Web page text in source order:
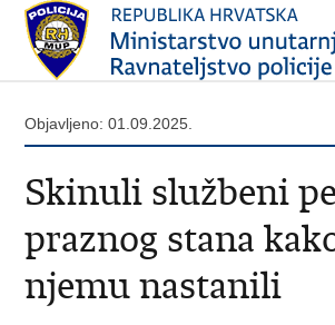
Objavljeno: 01.09.2025.
Skinuli službeni
praznog stana
njemu nastanili